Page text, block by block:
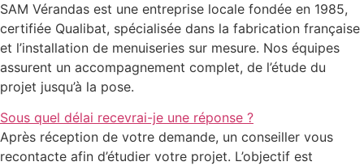
SAM Vérandas est une entreprise locale fondée en 1985,
certifiée Qualibat, spécialisée dans la fabrication française
et l’installation de menuiseries sur mesure. Nos équipes
assurent un accompagnement complet, de l’étude du
projet jusqu’à la pose.
Sous quel délai recevrai-je une réponse ?
Après réception de votre demande, un conseiller vous
recontacte afin d’étudier votre projet. L’objectif est